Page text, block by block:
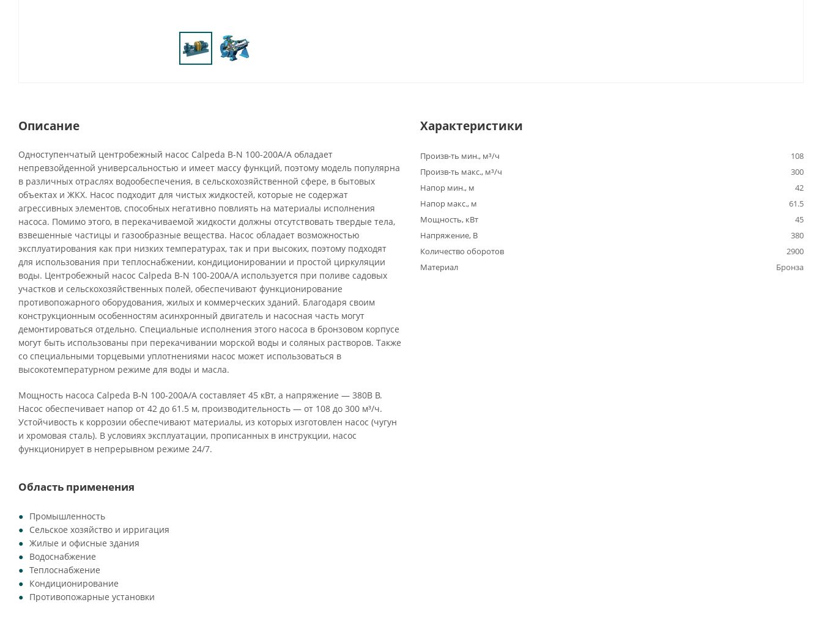
Описание
Одноступенчатый центробежный насос Calpeda B-N 100-200A/A обладает
непревзойденной универсальностью и имеет массу функций, поэтому модель популярна
в различных отраслях водообеспечения, в сельскохозяйственной сфере, в бытовых
объектах и ЖКХ. Насос подходит для чистых жидкостей, которые не содержат
агрессивных элементов, способных негативно повлиять на материалы исполнения
насоса. Помимо этого, в перекачиваемой жидкости должны отсутствовать твердые тела,
взвешенные частицы и газообразные вещества. Насос обладает возможностью
эксплуатирования как при низких температурах, так и при высоких, поэтому подходят
для использования при теплоснабжении, кондиционировании и простой циркуляции
воды. Центробежный насос Calpeda B-N 100-200A/A используется при поливе садовых
участков и сельскохозяйственных полей, обеспечивают функционирование
противопожарного оборудования, жилых и коммерческих зданий. Благодаря своим
конструкционным особенностям асинхронный двигатель и насосная часть могут
демонтироваться отдельно. Специальные исполнения этого насоса в бронзовом корпусе
могут быть использованы при перекачивании морской воды и соляных растворов. Также
со специальными торцевыми уплотнениями насос может использоваться в
высокотемпературном режиме для воды и масла.
Мощность насоса Calpeda B-N 100-200A/A составляет 45 кВт, а напряжение — 380В В.
Насос обеспечивает напор от 42 до 61.5 м, производительность — от 108 до 300 м³/ч.
Устойчивость к коррозии обеспечивают материалы, из которых изготовлен насос (чугун
и хромовая сталь). В условиях эксплуатации, прописанных в инструкции, насос
функционирует в непрерывном режиме 24/7.
Область применения
Промышленность
Сельское хозяйство и ирригация
Жилые и офисные здания
Водоснабжение
Теплоснабжение
Кондиционирование
Противопожарные установки
Характеристики
Произв-ть мин., м³/ч
108
Произв-ть макс., м³/ч
300
Напор мин., м
42
Напор макс., м
61.5
Мощность, кВт
45
Напряжение, В
380
Количество оборотов
2900
Материал
Бронза